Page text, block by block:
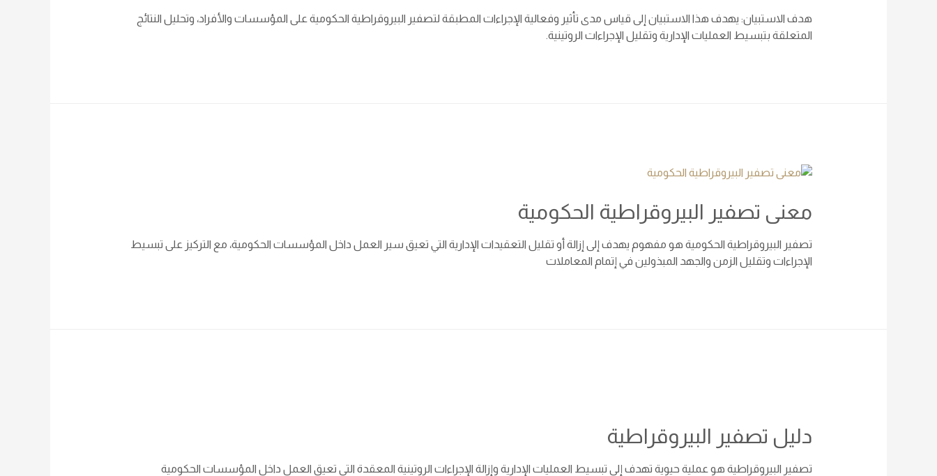
هدف الاستبيان: يهدف هذا الاستبيان إلى قياس مدى تأثير وفعالية الإجراءات المطبقة لتصفير البيروقراطية الحكومية على المؤسسات والأفراد، وتحليل النتائج
المتعلقة بتبسيط العمليات الإدارية وتقليل الإجراءات الروتينية.
معنى تصفير البيروقراطية الحكومية
تصفير البيروقراطية الحكومية هو مفهوم يهدف إلى إزالة أو تقليل التعقيدات الإدارية التي تعيق سير العمل داخل المؤسسات الحكومية، مع التركيز على تبسيط
الإجراءات وتقليل الزمن والجهد المبذولين في إتمام المعاملات
دليل تصفير البيروقراطية
تصفير البيروقراطية هو عملية حيوية تهدف إلى تبسيط العمليات الإدارية وإزالة الإجراءات الروتينية المعقدة التي تعيق العمل داخل المؤسسات الحكومية